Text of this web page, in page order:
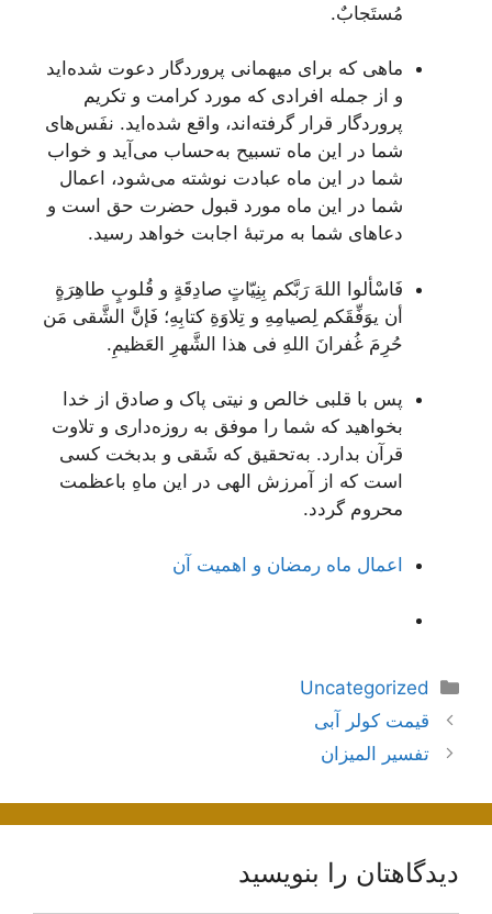
مُستَجابٌ.
ماهی که برای میهمانی پروردگار دعوت شده‌اید
و از جمله افرادی که مورد کرامت و تکریم
پروردگار قرار گرفته‌اند، واقع شده‌اید. نفَس‌های
شما در این ماه تسبیح به‌حساب می‌آید و خواب
شما در این ماه عبادت نوشته می‌شود، اعمال
شما در این ماه مورد قبول حضرت حق است و
دعاهای شما به مرتبۀ اجابت خواهد رسید.
فَاسْألوا اللهَ رَبَّکم بِنِیّاتٍ صادِقَةٍ و قُلوبٍ طاهِرَةٍ
أن یوَفِّقَکم لِصیامِهِ و تِلاوَةِ کتابِهِ؛ فَإنَّ الشَّقی مَن
حُرِمَ غُفرانَ اللهِ فی هذا الشَّهرِ العَظیمِ.
پس با قلبی خالص و نیتی پاک و صادق از خدا
بخواهید که شما را موفق به روزه‌داری و تلاوت
قرآن بدارد. به‌تحقیق که شَقی و بدبخت کسی
است که از آمرزش الهی در این ماهِ باعظمت
محروم گردد.
اعمال ماه رمضان و اهمیت آن
دسته‌ها
Uncategorized
ناوبری
نوشته‌ها
قیمت کولر آبی
تفسير الميزان
دیدگاهتان را بنویسید